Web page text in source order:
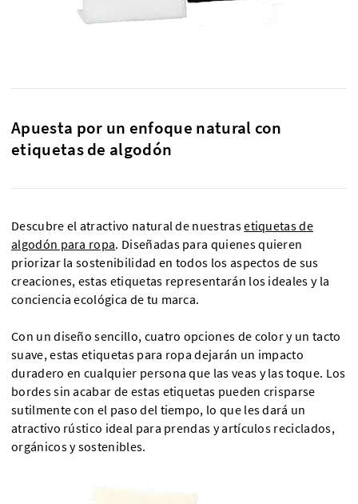
Apuesta por un enfoque natural con
etiquetas de algodón
Descubre el atractivo natural de nuestrasetiquetas de
algodón para ropa. Diseñadas para quienes quieren
priorizar la sostenibilidad en todos los aspectos de sus
creaciones, estas etiquetas representarán los ideales y la
conciencia ecológica de tu marca.
Con un diseño sencillo, cuatro opciones de color y un tacto
suave, estas etiquetas para ropa dejarán un impacto
duradero en cualquier persona que las veas y las toque. Los
bordes sin acabar de estas etiquetas pueden crisparse
sutilmente con el paso del tiempo, lo que les dará un
atractivo rústico ideal para prendas y artículos reciclados,
orgánicos y sostenibles.